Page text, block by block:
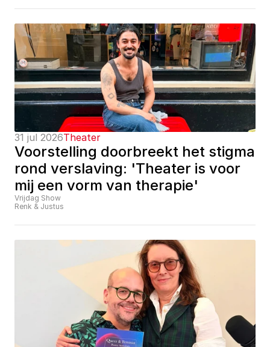
31 jul 2026Theater
Voorstelling doorbreekt het stigma
rond verslaving: 'Theater is voor
mij een vorm van therapie'
Vrijdag Show
Renk & Justus